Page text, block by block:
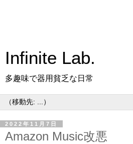
Infinite Lab.
多趣味で器用貧乏な日常
2022年11月7日
Amazon Music改悪